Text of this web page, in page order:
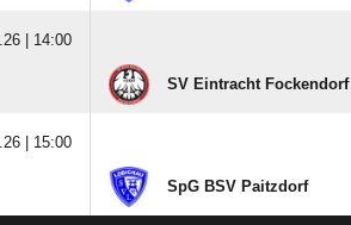
| 14:00
SV Eintracht Fockendorf
| 15:00
SpG BSV Paitzdorf